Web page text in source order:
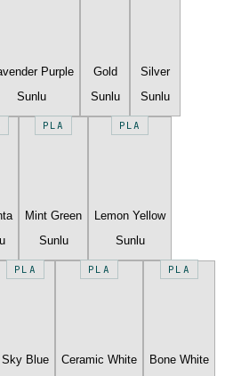
Purple
Sunlu
Gold
Sunlu
Silver
Sunlu
PLA
Mint Green
Sunlu
PLA
Lemon Yellow
Sunlu
PLA
Sky Blue
PLA
Ceramic White
PLA
Bone White